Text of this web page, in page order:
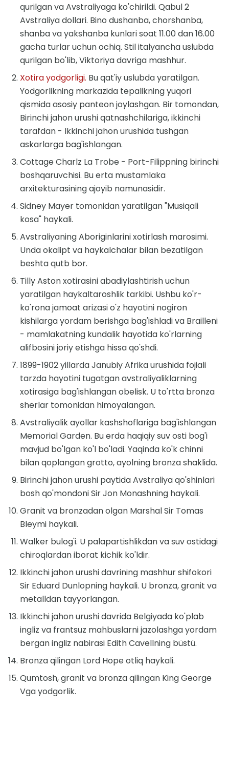
qurilgan va Avstraliyaga ko'chirildi. Qabul 2
Avstraliya dollari. Bino dushanba, chorshanba,
shanba va yakshanba kunlari soat 11.00 dan 16.00
gacha turlar uchun ochiq. Stil italyancha uslubda
qurilgan bo'lib, Viktoriya davriga mashhur.
Xotira yodgorligi. Bu qat'iy uslubda yaratilgan.
Yodgorlikning markazida tepalikning yuqori
qismida asosiy panteon joylashgan. Bir tomondan,
Birinchi jahon urushi qatnashchilariga, ikkinchi
tarafdan - Ikkinchi jahon urushida tushgan
askarlarga bag'ishlangan.
Cottage Charlz La Trobe - Port-Filippning birinchi
boshqaruvchisi. Bu erta mustamlaka
arxitekturasining ajoyib namunasidir.
Sidney Mayer tomonidan yaratilgan "Musiqali
kosa" haykali.
Avstraliyaning Aboriginlarini xotirlash marosimi.
Unda okalipt va haykalchalar bilan bezatilgan
beshta qutb bor.
Tilly Aston xotirasini abadiylashtirish uchun
yaratilgan haykaltaroshlik tarkibi. Ushbu ko'r-
ko'rona jamoat arizasi o'z hayotini nogiron
kishilarga yordam berishga bag'ishladi va Brailleni
- mamlakatning kundalik hayotida ko'rlarning
alifbosini joriy etishga hissa qo'shdi.
1899-1902 yillarda Janubiy Afrika urushida fojiali
tarzda hayotini tugatgan avstraliyaliklarning
xotirasiga bag'ishlangan obelisk. U to'rtta bronza
sherlar tomonidan himoyalangan.
Avstraliyalik ayollar kashshoflariga bag'ishlangan
Memorial Garden. Bu erda haqiqiy suv osti bog'i
mavjud bo'lgan ko'l bo'ladi. Yaqinda ko'k chinni
bilan qoplangan grotto, ayolning bronza shaklida.
Birinchi jahon urushi paytida Avstraliya qo'shinlari
bosh qo'mondoni Sir Jon Monashning haykali.
Granit va bronzadan olgan Marshal Sir Tomas
Bleymi haykali.
Walker bulog'i. U palapartishlikdan va suv ostidagi
chiroqlardan iborat kichik ko'ldir.
Ikkinchi jahon urushi davrining mashhur shifokori
Sir Eduard Dunlopning haykali. U bronza, granit va
metalldan tayyorlangan.
Ikkinchi jahon urushi davrida Belgiyada ko'plab
ingliz va frantsuz mahbuslarni jazolashga yordam
bergan ingliz nabirasi Edith Cavellning büstü.
Bronza qilingan Lord Hope otliq haykali.
Qumtosh, granit va bronza qilingan King George
Vga yodgorlik.